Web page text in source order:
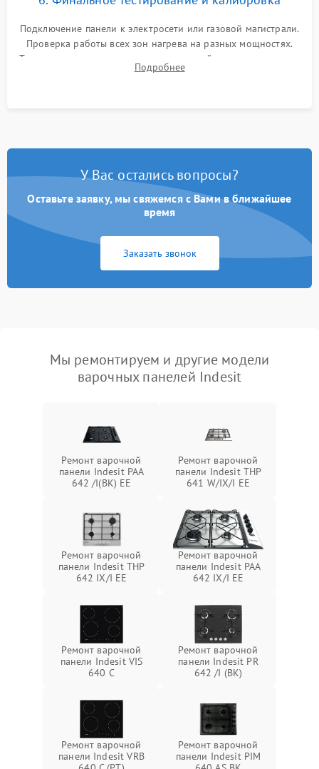
Подключение панели к электросети или газовой магистрали.
Проверка работы всех зон нагрева на разных мощностях.
Тестирование сенсорного управления, таймера, индикаторов
остаточного тепла и систем защиты от перегрева.
Подробнее
У Вас остались вопросы?
Оставьте заявку, мы свяжемся с Вами в ближайшее
время
Заказать звонок
Мы ремонтируем и другие модели
варочных панелей Indesit
Ремонт варочной
панели Indesit PAA
642 /I(BK) EE
Ремонт варочной
панели Indesit THP
641 W/IX/I EE
Ремонт варочной
панели Indesit THP
642 IX/I EE
Ремонт варочной
панели Indesit PAA
642 IX/I EE
Ремонт варочной
панели Indesit VIS
640 C
Ремонт варочной
панели Indesit PR
642 /I (BK)
Ремонт варочной
панели Indesit VRB
Ремонт варочной
панели Indesit PIM